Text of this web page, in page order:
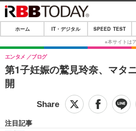
ホーム
IT・デジタル
IT・デジタルTOP
ショッピング
SPEED TEST
エンタメTOP
ホーム IT・デジタル SPEED TEST
第1子妊娠の鷲見玲奈、マタ
開
エンタメ ブログ
注目記事